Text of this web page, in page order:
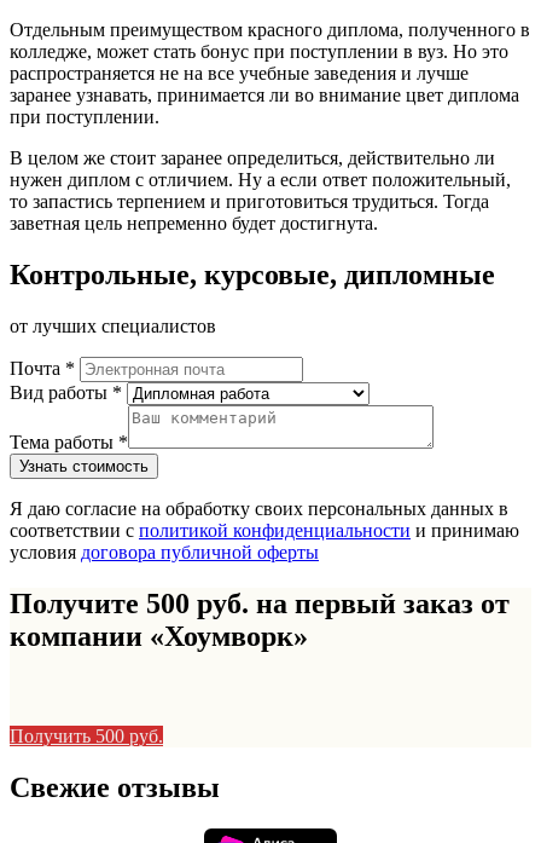
Отдельным преимуществом красного диплома, полученного в
колледже, может стать бонус при поступлении в вуз. Но это
распространяется не на все учебные заведения и лучше
заранее узнавать, принимается ли во внимание цвет диплома
при поступлении.
В целом же стоит заранее определиться, действительно ли
нужен диплом с отличием. Ну а если ответ положительный,
то запастись терпением и приготовиться трудиться. Тогда
заветная цель непременно будет достигнута.
Контрольные, курсовые, дипломные
от лучших специалистов
Почта *
Вид работы *
Тема работы *
Я даю согласие на обработку своих персональных данных в
соответствии с политикой конфиденциальности и принимаю
условия договора публичной оферты
Получите 500 руб. на первый заказ от
компании «Хоумворк»
Получить 500 руб.
Свежие отзывы